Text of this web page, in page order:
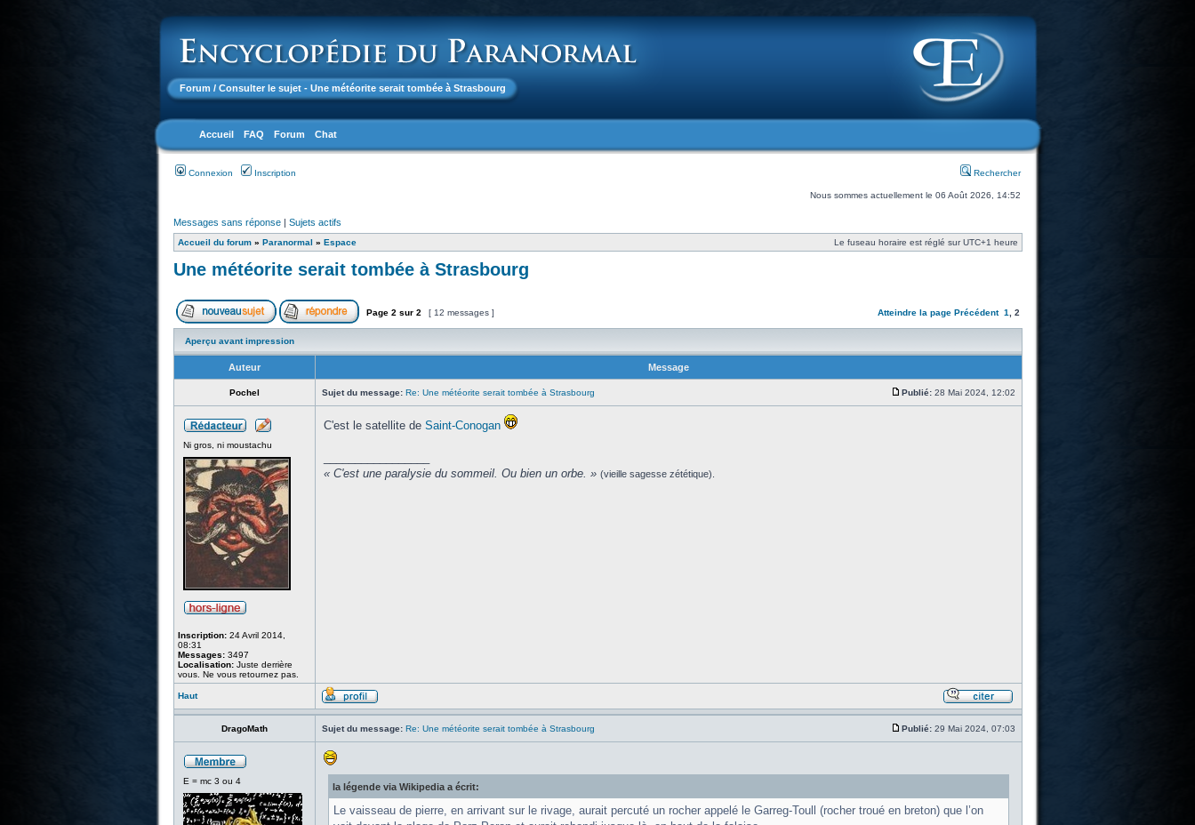
Forum / Consulter le sujet - Une météorite serait tombée à Strasbourg
Accueil FAQ Forum Chat
Connexion Inscription Rechercher
Nous sommes actuellement le 06 Août 2026, 14:52
Messages sans réponse| Sujets actifs
Accueil du forum» Paranormal » Espace Le fuseau horaire est réglé sur UTC+1 heure
Une météorite serait tombée à Strasbourg
Page 2 sur 2 [ 12 messages ] Atteindre la page Précédent 1 2
Aperçu avant impression
Auteur Message
Pochel Sujet du message: Re: Une météorite serait tombée à Strasbourg Publié:28 Mai 2024, 12:02
Ni gros, ni moustachu
Inscription:24 Avril 2014,
08:31
Messages:3497
Localisation:Juste derrière
vous. Ne vous retournez pas.
C'est le satellite de Saint-Conogan
« C'est une paralysie du sommeil. Ou bien un orbe. » (vieille sagesse zététique).
Haut
DragoMath Sujet du message: Re: Une météorite serait tombée à Strasbourg Publié:29 Mai 2024, 07:03
E = mc 3 ou 4
la légende via Wikipedia a écrit:
Le vaisseau de pierre, en arrivant sur le rivage, aurait percuté un rocher appelé le Garreg-Toull (rocher troué en breton) que l’on